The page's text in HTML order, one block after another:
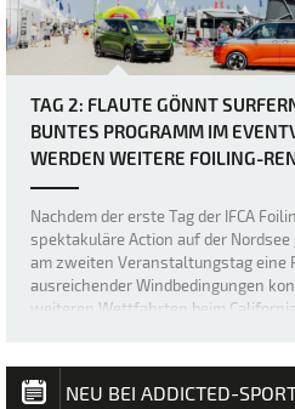
TAG 2: FLAUTE GÖNNT
BUNTES PROGRAMM IM
WERDEN WEITERE FOILING-
Nachdem der erste Tag der IFCA
spektakuläre Action auf der
am zweiten Veranstaltungstag eine
ausreichender Windbedingungen
weiteren Wettfahrten beim
NEU BEI ADDICTED-